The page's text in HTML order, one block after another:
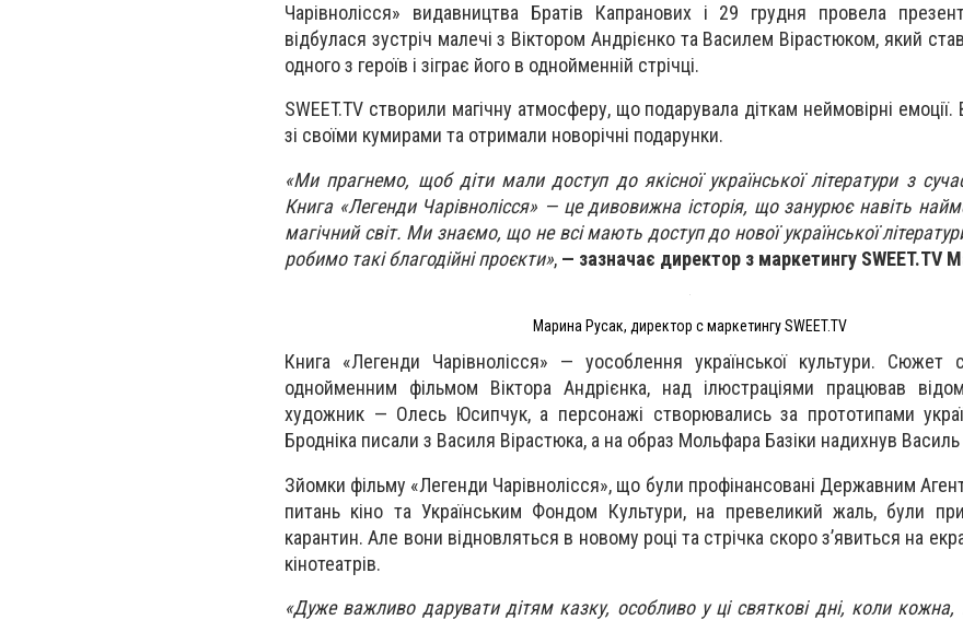
Чарівнолісся» видавництва Братів Капранових і 29 грудня провела
відбулася зустріч малечі з Віктором Андрієнко та Василем Вірастюком, який
одного з героїв і зіграє його в однойменній стрічці.
SWEET.TV створили магічну атмосферу, що подарувала діткам неймовірні емоції.
зі своїми кумирами та отримали новорічні подарунки.
«Ми прагнемо, щоб діти мали доступ до якісної української літератури з
Книга «Легенди Чарівнолісся» — це дивовижна історія, що занурює навіть
магічний світ. Ми знаємо, що не всі мають доступ до нової української
робимо такі благодійні проєкти», — зазначає директор з маркетингу SWEET.TV
Марина Русак, директор с маркетингу SWEET.TV
Книга «Легенди Чарівнолісся» — уособлення української культури. Сюжет
однойменним фільмом Віктора Андрієнка, над ілюстраціями працював
художник — Олесь Юсипчук, а персонажі створювались за прототипами
Бродніка писали з Василя Вірастюка, а на образ Мольфара Базіки надихнув
Зйомки фільму «Легенди Чарівнолісся», що були профінансовані Державним
питань кіно та Українським Фондом Культури, на превеликий жаль, були
карантин. Але вони відновляться в новому році та стрічка скоро з’явиться на
кінотеатрів.
«Дуже важливо дарувати дітям казку, особливо у ці святкові дні, коли кожна,